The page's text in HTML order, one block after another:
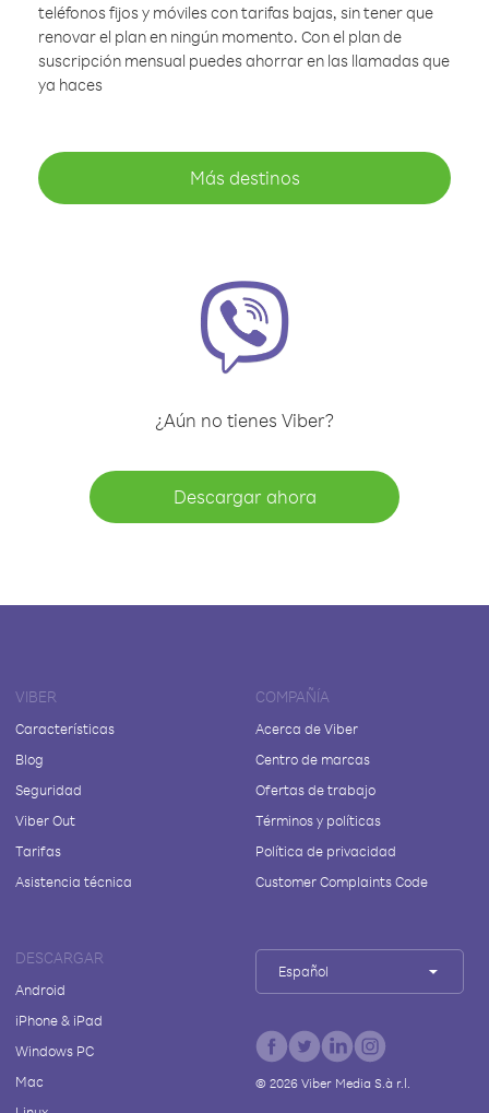
teléfonos fijos y móviles con tarifas bajas, sin tener que
renovar el plan en ningún momento. Con el plan de
suscripción mensual puedes ahorrar en las llamadas que
ya haces
Más destinos
¿Aún no tienes Viber?
Descargar ahora
VIBER
Características
Blog
Seguridad
Viber Out
Tarifas
Asistencia técnica
COMPAÑÍA
Acerca de Viber
Centro de marcas
Ofertas de trabajo
Términos y políticas
Política de privacidad
Customer Complaints Code
DESCARGAR
Android
iPhone & iPad
Windows PC
Mac
Español
© 2026Viber Media S.à r.l.